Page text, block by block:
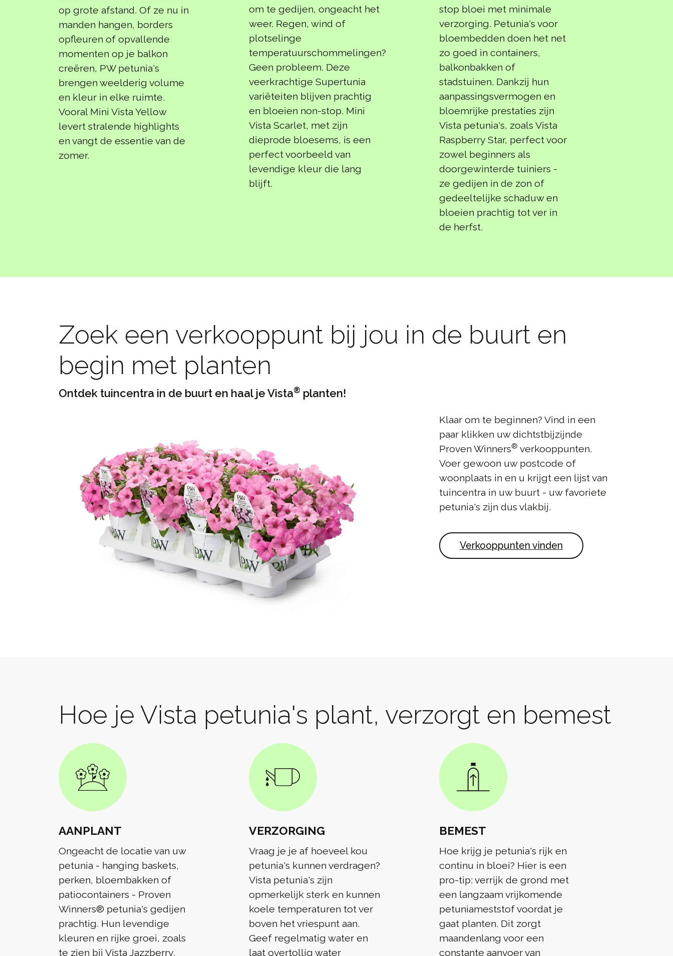
op grote afstand. Of ze nu in
manden hangen, borders
opfleuren of opvallende
momenten op je balkon
creëren, PW petunia's
brengen weelderig volume
en kleur in elke ruimte.
Vooral Mini Vista Yellow
levert stralende highlights
en vangt de essentie van de
zomer.
om te gedijen, ongeacht het
weer. Regen, wind of
plotselinge
temperatuurschommelingen?
Geen probleem. Deze
veerkrachtige Supertunia
variëteiten blijven prachtig
en bloeien non-stop. Mini
Vista Scarlet, met zijn
dieprode bloesems, is een
perfect voorbeeld van
levendige kleur die lang
blijft.
stop bloei met minimale
verzorging. Petunia's voor
bloembedden doen het net
zo goed in containers,
balkonbakken of
stadstuinen. Dankzij hun
aanpassingsvermogen en
bloemrijke prestaties zijn
Vista petunia's, zoals Vista
Raspberry Star, perfect voor
zowel beginners als
doorgewinterde tuiniers -
ze gedijen in de zon of
gedeeltelijke schaduw en
bloeien prachtig tot ver in
de herfst.
Zoek een verkooppunt bij jou in de buurt en
begin met planten
Ontdek tuincentra in de buurt en haal je Vista® planten!
Klaar om te beginnen? Vind in een
paar klikken uw dichtstbijzijnde
Proven Winners® verkooppunten.
Voer gewoon uw postcode of
woonplaats in en u krijgt een lijst van
tuincentra in uw buurt - uw favoriete
petunia's zijn dus vlakbij.
Verkooppunten vinden
Hoe je Vista petunia's plant, verzorgt en bemest
AANPLANT
Ongeacht de locatie van uw
petunia - hanging baskets,
perken, bloembakken of
patiocontainers - Proven
Winners® petunia's gedijen
prachtig. Hun levendige
kleuren en rijke groei, zoals
te zien bij Vista Jazzberry,
VERZORGING
Vraag je je af hoeveel kou
petunia's kunnen verdragen?
Vista petunia's zijn
opmerkelijk sterk en kunnen
koele temperaturen tot ver
boven het vriespunt aan.
Geef regelmatig water en
laat overtollig water
BEMEST
Hoe krijg je petunia's rijk en
continu in bloei? Hier is een
pro-tip: verrijk de grond met
een langzaam vrijkomende
petuniameststof voordat je
gaat planten. Dit zorgt
maandenlang voor een
constante aanvoer van